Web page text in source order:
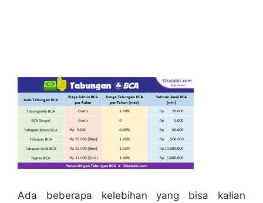
Ada beberapa kelebihan yang bisa kalian